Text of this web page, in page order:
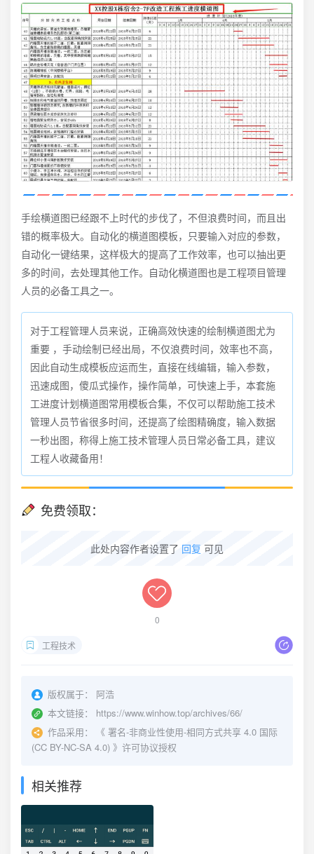
手绘横道图已经跟不上时代的步伐了，不但浪费时间，而且出
错的概率极大。自动化的横道图模板，只要输入对应的参数，
自动化一键结果，这样极大的提高了工作效率，也可以抽出更
多的时间，去处理其他工作。自动化横道图也是工程项目管理
人员的必备工具之一。
对于工程管理人员来说，正确高效快速的绘制横道图尤为
重要 ，手动绘制已经出局，不仅浪费时间，效率也不高，
因此自动生成模板应运而生，直接在线编辑，输入参数，
迅速成图，傻瓜式操作，操作简单，可快速上手，本套施
工进度计划横道图常用模板合集，不仅可以帮助施工技术
管理人员节省很多时间，还提高了绘图精确度，输入数据
一秒出图，称得上施工技术管理人员日常必备工具，建议
工程人收藏备用！
免费领取：
此处内容作者设置了 回复 可见
0
工程技术
版权属于：
阿浩
本文链接：
https://www.winhow.top/archives/66/
作品采用：
《 署名-非商业性使用-相同方式共享 4.0 国际
(CC BY-NC-SA 4.0) 》许可协议授权
相关推荐